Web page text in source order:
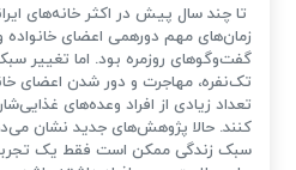
تا چند سال پیش در اکثر خانه‌های
زمان‌های مهم دورهمی اعضای خانواده
گفت‌وگوهای روزمره بود. اما تغییر
تک‌نفره، مهاجرت و دور شدن اعضای
تعداد زیادی از افراد وعده‌های
کنند. حالا پژوهش‌های جدید نشان
سبک زندگی ممکن است فقط یک تجربه